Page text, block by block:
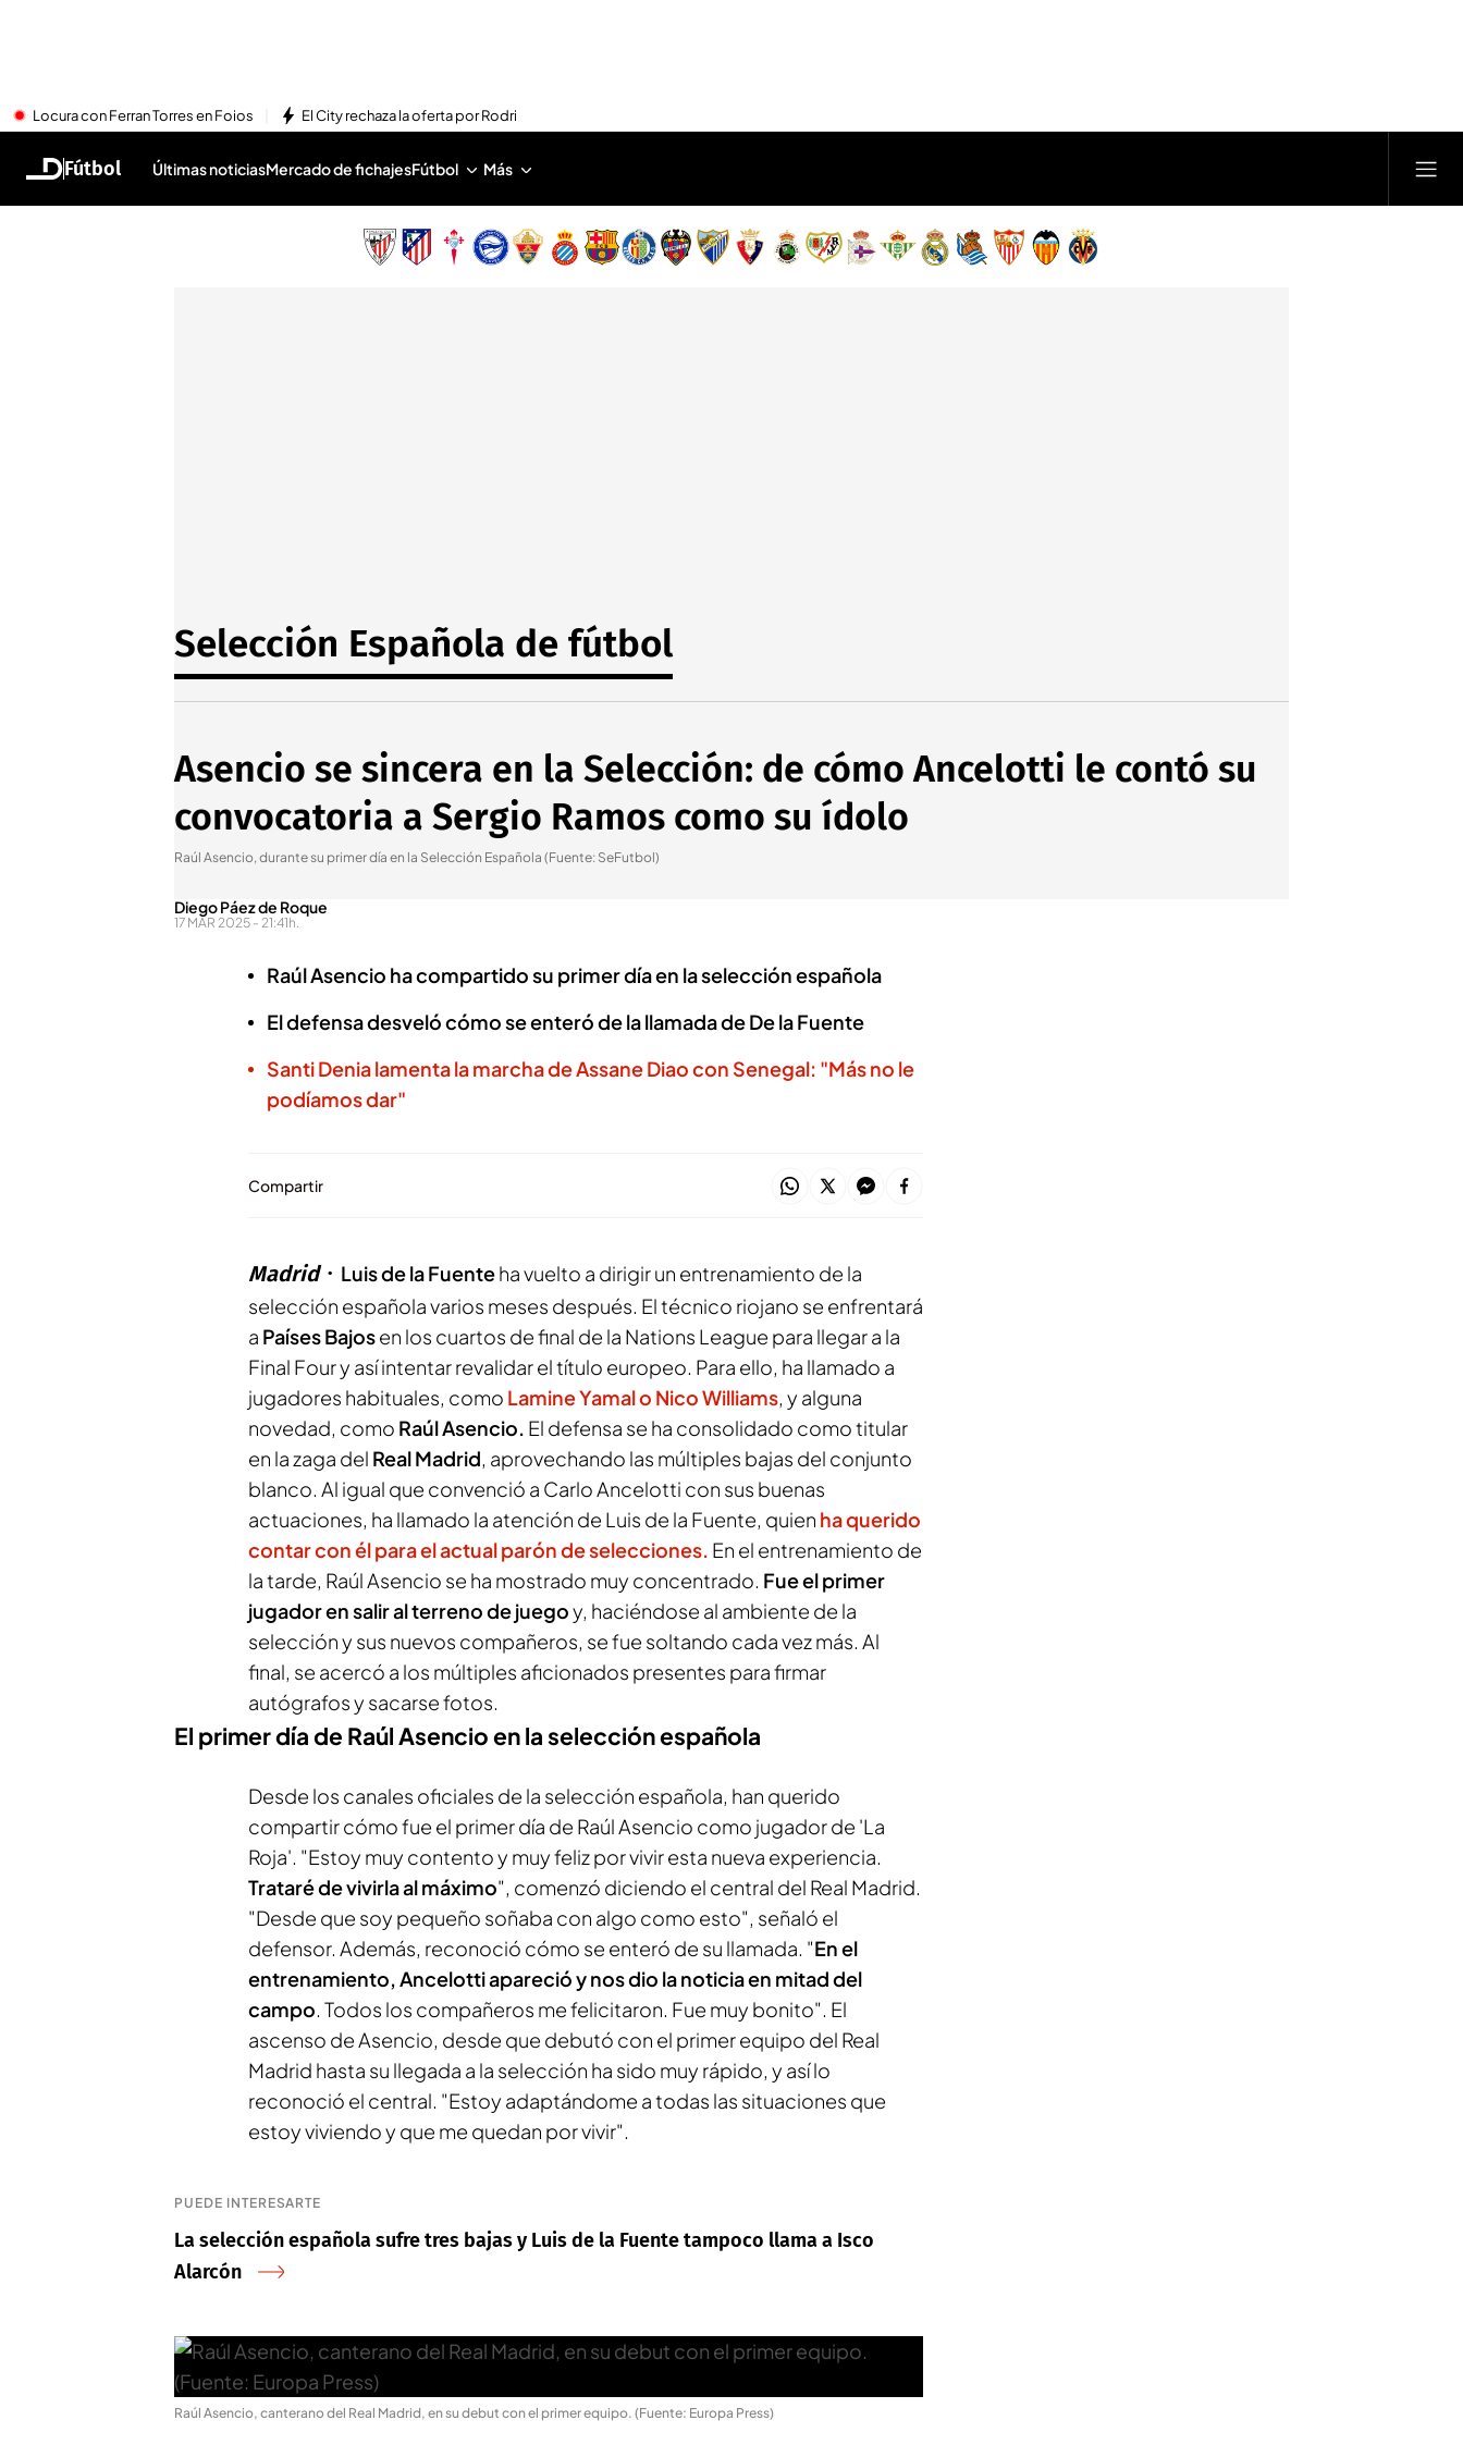
Locura con Ferran Torres en Foios El City rechaza la oferta por Rodri
Fútbol Últimas noticiasMercado de fichajesFútbol Más
Selección Española de fútbol
Asencio se sincera en la Selección: de cómo Ancelotti le contó su
convocatoria a Sergio Ramos como su ídolo
Raúl Asencio, durante su primer día en la Selección Española (Fuente: SeFutbol)
Diego Páez de Roque
17 MAR 2025 - 21:41h.
Raúl Asencio ha compartido su primer día en la selección española
El defensa desveló cómo se enteró de la llamada de De la Fuente
Santi Denia lamenta la marcha de Assane Diao con Senegal: "Más no le
podíamos dar"
Compartir
Madrid Luis de la Fuenteha vuelto a dirigir un entrenamiento de la
selección española varios meses después. El técnico riojano se enfrentará
a Países Bajosen los cuartos de final de la Nations League para llegar a la
Final Four y así intentar revalidar el título europeo. Para ello, ha llamado a
jugadores habituales, como Lamine Yamal o Nico Williams, y alguna
novedad, como Raúl Asencio. El defensa se ha consolidado como titular
en la zaga del Real Madrid, aprovechando las múltiples bajas del conjunto
blanco. Al igual que convenció a Carlo Ancelotti con sus buenas
actuaciones, ha llamado la atención de Luis de la Fuente, quien ha querido
contar con él para el actual parón de selecciones. En el entrenamiento de
la tarde, Raúl Asencio se ha mostrado muy concentrado. Fue el primer
jugador en salir al terreno de juegoy, haciéndose al ambiente de la
selección y sus nuevos compañeros, se fue soltando cada vez más. Al
final, se acercó a los múltiples aficionados presentes para firmar
autógrafos y sacarse fotos.
El primer día de Raúl Asencio en la selección española
Desde los canales oficiales de la selección española, han querido
compartir cómo fue el primer día de Raúl Asencio como jugador de 'La
Roja'. "Estoy muy contento y muy feliz por vivir esta nueva experiencia.
Trataré de vivirla al máximo", comenzó diciendo el central del Real Madrid.
"Desde que soy pequeño soñaba con algo como esto", señaló el
defensor. Además, reconoció cómo se enteró de su llamada. "En el
entrenamiento, Ancelotti apareció y nos dio la noticia en mitad del
campo. Todos los compañeros me felicitaron. Fue muy bonito". El
ascenso de Asencio, desde que debutó con el primer equipo del Real
Madrid hasta su llegada a la selección ha sido muy rápido, y así lo
reconoció el central. "Estoy adaptándome a todas las situaciones que
estoy viviendo y que me quedan por vivir".
PUEDE INTERESARTE
La selección española sufre tres bajas y Luis de la Fuente tampoco llama a Isco
Alarcón
Raúl Asencio, canterano del Real Madrid, en su debut con el primer equipo. (Fuente: Europa Press)